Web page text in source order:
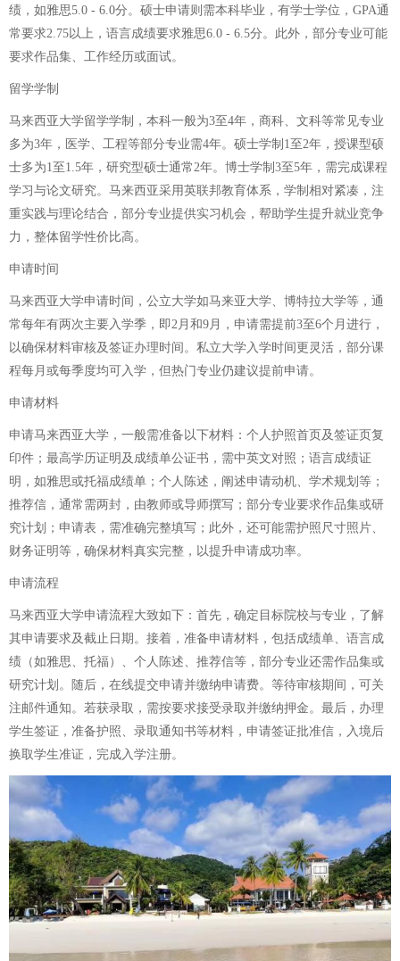
绩，如雅思5.0 - 6.0分。硕士申请则需本科毕业，有学士学位，GPA通
常要求2.75以上，语言成绩要求雅思6.0 - 6.5分。此外，部分专业可能
要求作品集、工作经历或面试。
留学学制
马来西亚大学留学学制，本科一般为3至4年，商科、文科等常见专业
多为3年，医学、工程等部分专业需4年。硕士学制1至2年，授课型硕
士多为1至1.5年，研究型硕士通常2年。博士学制3至5年，需完成课程
学习与论文研究。马来西亚采用英联邦教育体系，学制相对紧凑，注
重实践与理论结合，部分专业提供实习机会，帮助学生提升就业竞争
力，整体留学性价比高。
申请时间
马来西亚大学申请时间，公立大学如马来亚大学、博特拉大学等，通
常每年有两次主要入学季，即2月和9月，申请需提前3至6个月进行，
以确保材料审核及签证办理时间。私立大学入学时间更灵活，部分课
程每月或每季度均可入学，但热门专业仍建议提前申请。
申请材料
申请马来西亚大学，一般需准备以下材料：个人护照首页及签证页复
印件；最高学历证明及成绩单公证书，需中英文对照；语言成绩证
明，如雅思或托福成绩单；个人陈述，阐述申请动机、学术规划等；
推荐信，通常需两封，由教师或导师撰写；部分专业要求作品集或研
究计划；申请表，需准确完整填写；此外，还可能需护照尺寸照片、
财务证明等，确保材料真实完整，以提升申请成功率。
申请流程
马来西亚大学申请流程大致如下：首先，确定目标院校与专业，了解
其申请要求及截止日期。接着，准备申请材料，包括成绩单、语言成
绩（如雅思、托福）、个人陈述、推荐信等，部分专业还需作品集或
研究计划。随后，在线提交申请并缴纳申请费。等待审核期间，可关
注邮件通知。若获录取，需按要求接受录取并缴纳押金。最后，办理
学生签证，准备护照、录取通知书等材料，申请签证批准信，入境后
换取学生准证，完成入学注册。